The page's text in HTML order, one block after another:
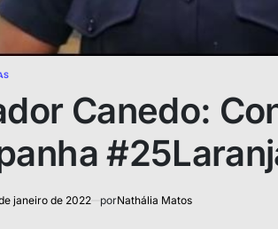
Canedo:
janeiro de 2022 porNathália Matos